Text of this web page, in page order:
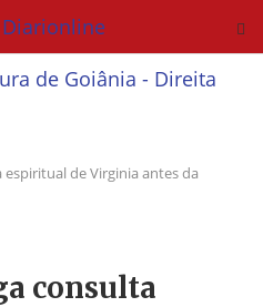
de Virginia antes da
consulta